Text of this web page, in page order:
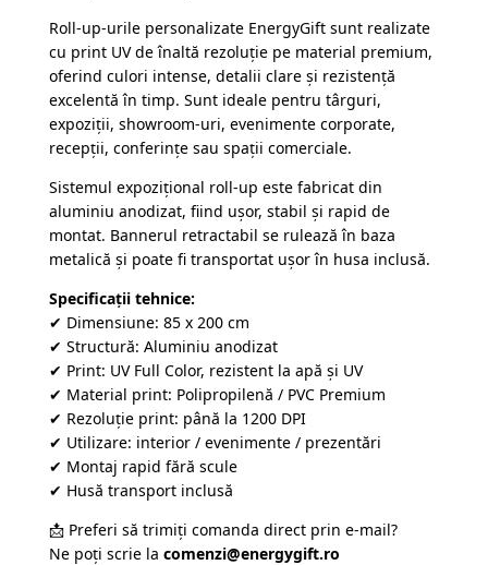
Roll-up-urile personalizate EnergyGift sunt realizate
cu print UV de înaltă rezoluție pe material premium,
oferind culori intense, detalii clare și rezistență
excelentă în timp. Sunt ideale pentru târguri,
expoziții, showroom-uri, evenimente corporate,
recepții, conferințe sau spații comerciale.
Sistemul expozițional roll-up este fabricat din
aluminiu anodizat, fiind ușor, stabil și rapid de
montat. Bannerul retractabil se rulează în baza
metalică și poate fi transportat ușor în husa inclusă.
Specificații tehnice:
✔ Dimensiune: 85 x 200 cm
✔ Structură: Aluminiu anodizat
✔ Print: UV Full Color, rezistent la apă și UV
✔ Material print: Polipropilenă / PVC Premium
✔ Rezoluție print: până la 1200 DPI
✔ Utilizare: interior / evenimente / prezentări
✔ Montaj rapid fără scule
✔ Husă transport inclusă
📩 Preferi să trimiți comanda direct prin e-mail?
Ne poți scrie la comenzi@energygift.ro